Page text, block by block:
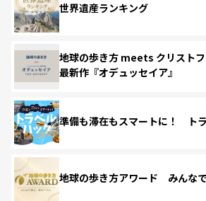
世界遺産ランキング
地球の歩き方 meets クリスト
最新作『オデュッセイア』
準備も滞在もスマートに！ ト
地球の歩き方アワード みんなで